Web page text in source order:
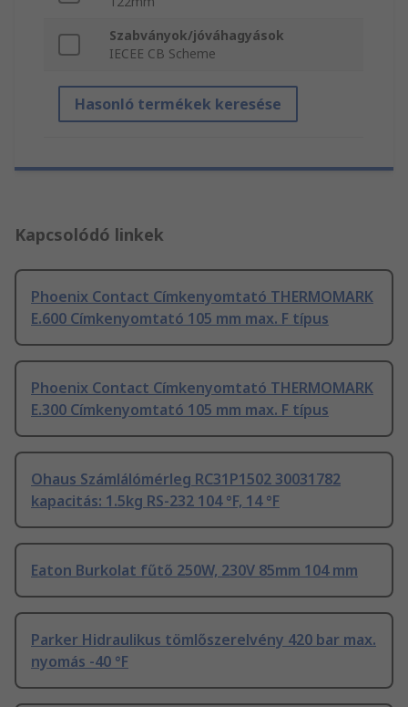
Szabványok/jóváhagyások
IECEE CB Scheme
Hasonló termékek keresése
Kapcsolódó linkek
Phoenix Contact Címkenyomtató THERMOMARK
E.600 Címkenyomtató 105 mm max. F típus
Phoenix Contact Címkenyomtató THERMOMARK
E.300 Címkenyomtató 105 mm max. F típus
Ohaus Számlálómérleg RC31P1502 30031782
kapacitás: 1.5kg RS-232 104 °F, 14 °F
Eaton Burkolat fűtő 250W, 230V 85mm 104 mm
Parker Hidraulikus tömlőszerelvény 420 bar max.
nyomás -40 °F